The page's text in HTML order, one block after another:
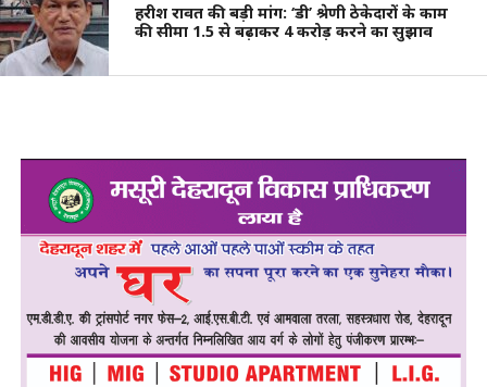
हरीश रावत की बड़ी मांग: ‘डी’ श्रेणी ठेकेदारों के काम
की सीमा 1.5 से बढ़ाकर 4 करोड़ करने का सुझाव